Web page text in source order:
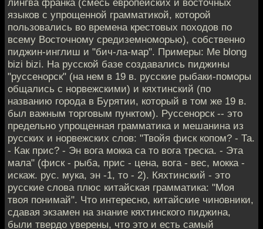
лингва франка (смесь европейских и восточных
языков с упрощенной грамматикой, которой
пользовались во времена крестовых походов по
всему Восточному средиземноморью), собственно
пиджин-инглиш и "бич-ла-мар". Примеры: Me blong
bizi bizi. На русской базе создавались пиджины
"руссенорск" (на нем в 19 в. русские рыбаки-поморы
общались с норвежскими) и кяхтинский (по
названию города в Бурятии, который в том же 19 в.
был важным торговым пунктом). Руссенорск -- это
предельно упрощенная грамматика и мешанина из
русских и норвежских слов: "Твойя фиск копом? - Та.
- Как прис? - Эн вога мокка са то вога треска. - Эта
мала" (фиск - рыба, прис - цена, вога - вес, мокка -
искаж. рус. мука, эн -1, то - 2). Кяхтинский - это
русские слова плюс китайская грамматика: "Моя
твоя понимай". Что интересно, китайские чиновники,
сдавая экзамен на знание кяхтинского пиджина,
были твердо уверены, что это и есть самый